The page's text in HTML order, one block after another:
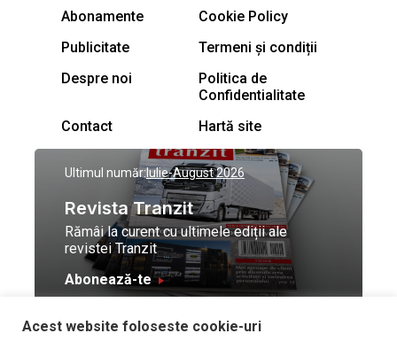
Abonamente
Cookie Policy
Publicitate
Termeni și condiții
Despre noi
Politica de
Confidentialitate
Contact
Hartă site
Ultimul număr:Iulie-August 2026
Revista Tranzit
Rămâi la curent cu ultimele ediții ale
revistei Tranzit
Abonează-te
© Toate drepturile Design by
Acest website foloseste cookie-uri